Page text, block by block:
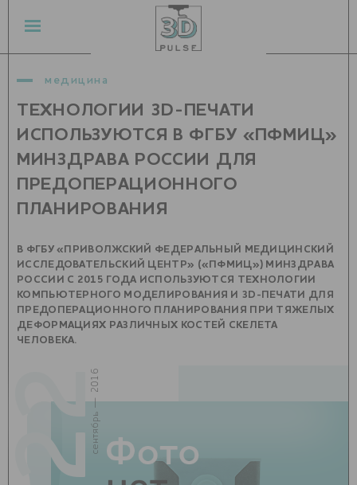
медицина
ТЕХНОЛОГИИ 3D-ПЕЧАТИ
ИСПОЛЬЗУЮТСЯ В ФГБУ «ПФМИЦ»
МИНЗДРАВА РОССИИ ДЛЯ
ПРЕДОПЕРАЦИОННОГО
ПЛАНИРОВАНИЯ
В ФГБУ «ПРИВОЛЖСКИЙ ФЕДЕРАЛЬНЫЙ МЕДИЦИНСКИЙ
ИССЛЕДОВАТЕЛЬСКИЙ ЦЕНТР» («ПФМИЦ») МИНЗДРАВА
РОССИИ С 2015 ГОДА ИСПОЛЬЗУЮТСЯ ТЕХНОЛОГИИ
КОМПЬЮТЕРНОГО МОДЕЛИРОВАНИЯ И 3D-ПЕЧАТИ ДЛЯ
ПРЕДОПЕРАЦИОННОГО ПЛАНИРОВАНИЯ ПРИ ТЯЖЕЛЫХ
ДЕФОРМАЦИЯХ РАЗЛИЧНЫХ КОСТЕЙ СКЕЛЕТА
ЧЕЛОВЕКА.
22
сентябрь — 2016